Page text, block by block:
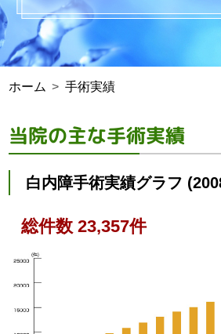
ホーム 手術実績
当院の主な手術実績
白内障手術実績グラフ
総件数 23,357件